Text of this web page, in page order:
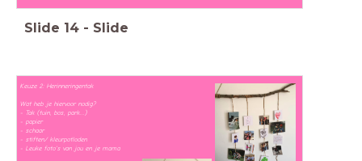
Slide 14 - Slide
Keuze 2: Herinneringentak
Wat heb je hiervoor nodig?
- Tak (tuin, bos, park...)
- papier
- schaar
- stiften/ kleurpotloden
- Leuke foto's van jou en je mama